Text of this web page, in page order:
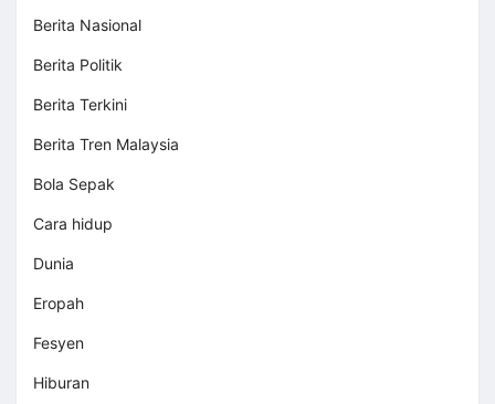
Berita Nasional
Berita Politik
Berita Terkini
Berita Tren Malaysia
Bola Sepak
Cara hidup
Dunia
Eropah
Fesyen
Hiburan